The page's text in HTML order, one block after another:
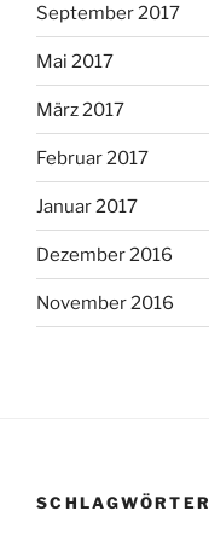
September 2017
Mai 2017
März 2017
Februar 2017
Januar 2017
Dezember 2016
November 2016
SCHLAGWÖRTER